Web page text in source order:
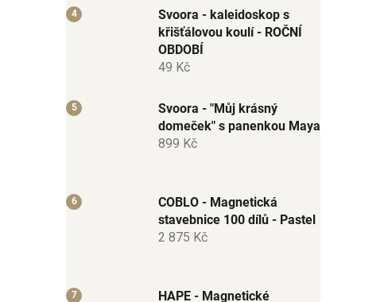
Svoora - kaleidoskop s
křišťálovou koulí - ROČNÍ
OBDOBÍ
49 Kč
Svoora - "Můj krásný
domeček" s panenkou Maya
899 Kč
COBLO - Magnetická
stavebnice 100 dílů - Pastel
2 875 Kč
HAPE - Magnetické